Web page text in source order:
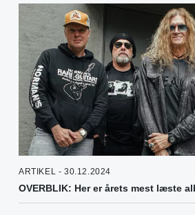
ARTIKEL - 30.12.2024
OVERBLIK: Her er årets mest læste